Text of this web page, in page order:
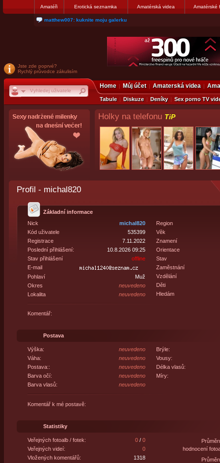
Amatéři Erotická seznamka Amatérská videa Amatérské
matthew007: kuknite moju galerku
Jste zde poprvé?
Rychlý průvodce zákulisím
Home Můj účet Amaterská videa
Tabule Diskuze Deníky Sex porno TV
Holky na telefonu TiP
Profil - michal820
Základní informace
Nick
michal820
Kód uživatele
535399
Registrace
7.11.2022
Poslední přihlášení:
10.8.2026 09:25
Stav přihlášení
offline
E-mail
Pohlaví
Muž
Okres
neuvedeno
Lokalita
neuvedeno
Region
Věk
Znamení
Orientace
Stav
Zaměstnání
Vzdělání
Děti
Hledám
Komentář:
Postava
Výška:
neuvedeno
Váha:
neuvedeno
Postava::
neuvedeno
Barva očí:
neuvedeno
Barva vlasů:
neuvedeno
Brýle:
Vousy:
Délka vlasů:
Míry:
Komentář k mé postavě:
Statistiky
Veřejných fotoalb / fotek: 0/ 0
Veřejných videí:
0
Vložených komentářů:
1318
hodnocení